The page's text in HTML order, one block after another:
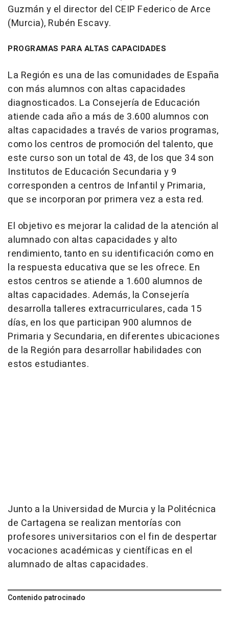
Guzmán y el director del CEIP Federico de Arce
(Murcia), Rubén Escavy.
PROGRAMAS PARA ALTAS CAPACIDADES
La Región es una de las comunidades de España
con más alumnos con altas capacidades
diagnosticados. La Consejería de Educación
atiende cada año a más de 3.600 alumnos con
altas capacidades a través de varios programas,
como los centros de promoción del talento, que
este curso son un total de 43, de los que 34 son
Institutos de Educación Secundaria y 9
corresponden a centros de Infantil y Primaria,
que se incorporan por primera vez a esta red.
El objetivo es mejorar la calidad de la atención al
alumnado con altas capacidades y alto
rendimiento, tanto en su identificación como en
la respuesta educativa que se les ofrece. En
estos centros se atiende a 1.600 alumnos de
altas capacidades. Además, la Consejería
desarrolla talleres extracurriculares, cada 15
días, en los que participan 900 alumnos de
Primaria y Secundaria, en diferentes ubicaciones
de la Región para desarrollar habilidades con
estos estudiantes.
Junto a la Universidad de Murcia y la Politécnica
de Cartagena se realizan mentorías con
profesores universitarios con el fin de despertar
vocaciones académicas y científicas en el
alumnado de altas capacidades.
Contenido patrocinado